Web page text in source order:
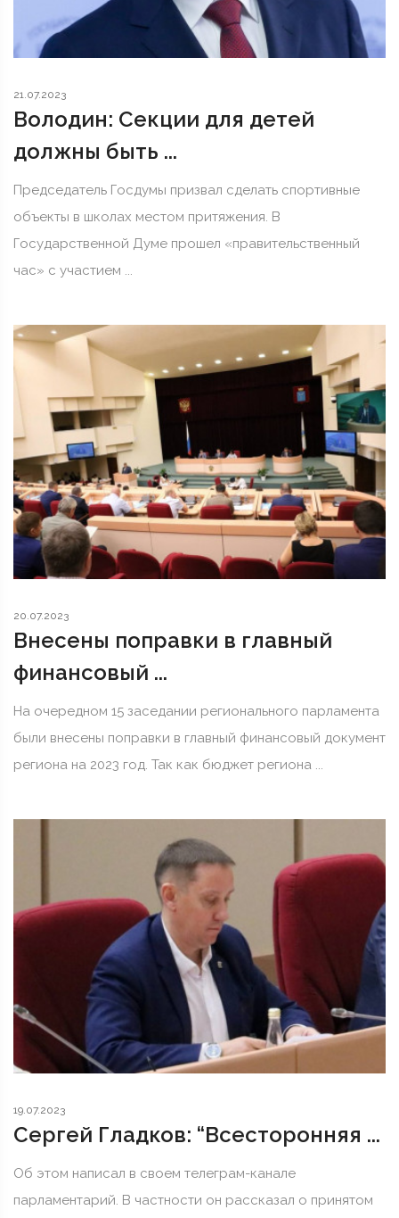
21.07.2023
Володин: Секции для детей
должны быть ...
Председатель Госдумы призвал сделать спортивные
объекты в школах местом притяжения. В
Государственной Думе прошел «правительственный
час» с участием ...
20.07.2023
Внесены поправки в главный
финансовый ...
На очередном 15 заседании регионального парламента
были внесены поправки в главный финансовый документ
региона на 2023 год. Так как бюджет региона ...
19.07.2023
Сергей Гладков: “Всесторонняя ...
Об этом написал в своем телеграм-канале
парламентарий. В частности он рассказал о принятом